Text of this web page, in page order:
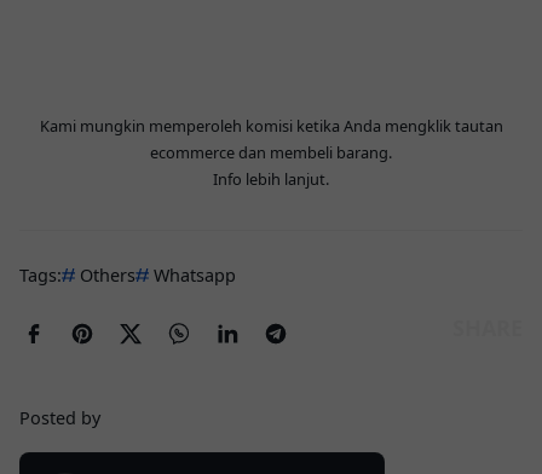
Kami mungkin memperoleh komisi ketika Anda mengklik tautan
ecommerce dan membeli barang.
Info lebih lanjut.
Tags: Others Whatsapp
Posted by